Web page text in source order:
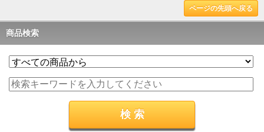
ページの先頭へ戻る
商品検索